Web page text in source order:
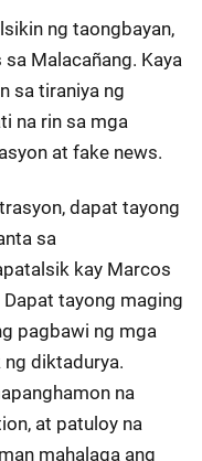
ng taongbayan,
Malacañang. Kaya
sa tiraniya ng
na rin sa mga
at fake news.
dapat tayong
sa
kay Marcos
tayong maging
pagbawi ng mga
ng diktadurya.
na
at patuloy na
mahalaga ang